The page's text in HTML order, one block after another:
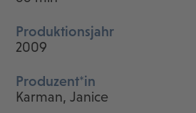
Produktionsjahr
2009
Produzent*in
Karman, Janice